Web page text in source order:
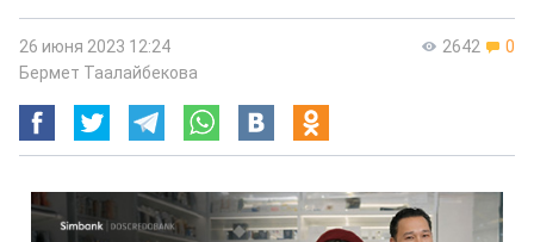
2642 0
26 июня 2023 12:24
Бермет Таалайбекова